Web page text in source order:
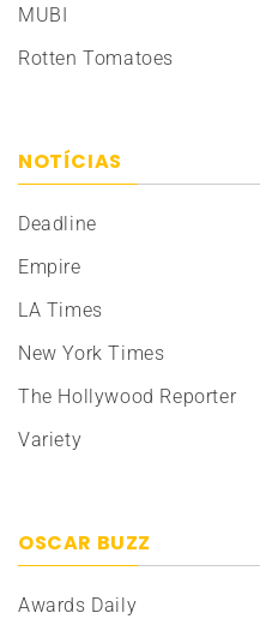
MUBI
Rotten Tomatoes
NOTÍCIAS
Deadline
Empire
LA Times
New York Times
The Hollywood Reporter
Variety
OSCAR BUZZ
Awards Daily